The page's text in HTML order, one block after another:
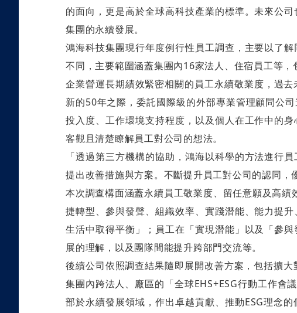
的面向，更是高於全球高科技產業的標準。未來公
集團的永續發展。
鴻海科技集團現行年度例行性員工調查，主要以了
不同，主要範圍涵蓋集團內16家法人、住宿員工等，
企業營運長期績效緊密相關的員工永續敬業度，過
新的50年之際，委託國際級的外部專業管理顧問公
投入度、工作環境支持程度，以及個人在工作中的
客觀且清楚瞭解員工對公司的想法。
「透過第三方機構的協助，鴻海以科學的方法進行
提出改善措施與方案。不斷提升員工對公司的認同，
本次調查構面涵蓋永續員工敬業度、留任意願及高
捷轉型、參與發聲、組織效率、實踐潛能、能力提
生活中取得平衡」；員工在「實現潛能」以及「參
展的理解，以及團隊間能提升跨部門交流等。
後續公司依照調查結果隨即展開改善方案，包括擴
集團內跨法人、廠區的「全球EHS+ESG行動工作
部於永續發展領域，作出卓越貢獻、推動ESG理念